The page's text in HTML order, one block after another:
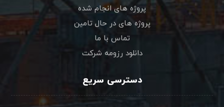
پروژه های انجام شده
پروژه های در حال تامین
تماس با ما
دانلود رزومه شرکت
دسترسی سریع